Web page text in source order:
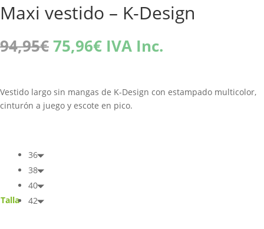
Maxi vestido – K-Design
94,95€El
precio
era:
94,95€.
75,96€El
precio
es:
75,96€.
IVA Inc.
Vestido largo sin mangas de K-Design con estampado multicolor,
cinturón a juego y escote en pico.
Talla
36
38
40
42